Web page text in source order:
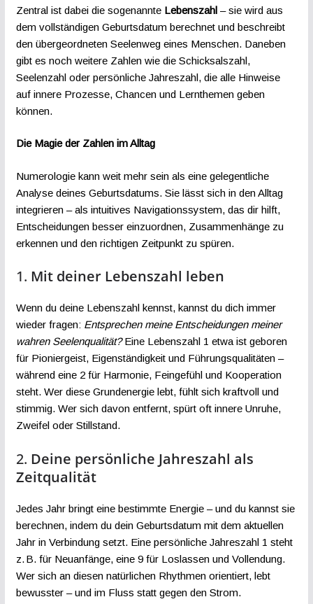
Zentral ist dabei die sogenannte Lebenszahl– sie wird aus
dem vollständigen Geburtsdatum berechnet und beschreibt
den übergeordneten Seelenweg eines Menschen. Daneben
gibt es noch weitere Zahlen wie die Schicksalszahl,
Seelenzahl oder persönliche Jahreszahl, die alle Hinweise
auf innere Prozesse, Chancen und Lernthemen geben
können.
Die Magie der Zahlen im Alltag
Numerologie kann weit mehr sein als eine gelegentliche
Analyse deines Geburtsdatums. Sie lässt sich in den Alltag
integrieren – als intuitives Navigationssystem, das dir hilft,
Entscheidungen besser einzuordnen, Zusammenhänge zu
erkennen und den richtigen Zeitpunkt zu spüren.
1. Mit deiner Lebenszahl leben
Wenn du deine Lebenszahl kennst, kannst du dich immer
wieder fragen: Entsprechen meine Entscheidungen meiner
wahren Seelenqualität?Eine Lebenszahl 1 etwa ist geboren
für Pioniergeist, Eigenständigkeit und Führungsqualitäten –
während eine 2 für Harmonie, Feingefühl und Kooperation
steht. Wer diese Grundenergie lebt, fühlt sich kraftvoll und
stimmig. Wer sich davon entfernt, spürt oft innere Unruhe,
Zweifel oder Stillstand.
2. Deine persönliche Jahreszahl als
Zeitqualität
Jedes Jahr bringt eine bestimmte Energie – und du kannst sie
berechnen, indem du dein Geburtsdatum mit dem aktuellen
Jahr in Verbindung setzt. Eine persönliche Jahreszahl 1 steht
z. B. für Neuanfänge, eine 9 für Loslassen und Vollendung.
Wer sich an diesen natürlichen Rhythmen orientiert, lebt
bewusster – und im Fluss statt gegen den Strom.